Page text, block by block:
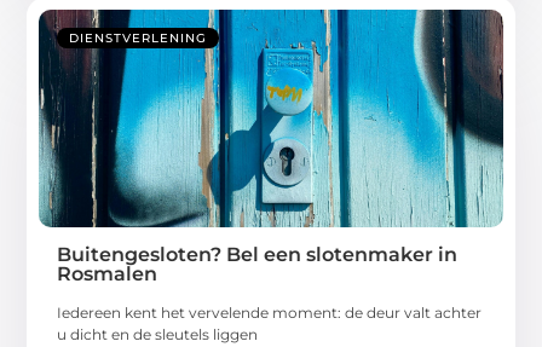
DIENSTVERLENING
Buitengesloten? Bel een slotenmaker in
Rosmalen
Iedereen kent het vervelende moment: de deur valt achter
u dicht en de sleutels liggen